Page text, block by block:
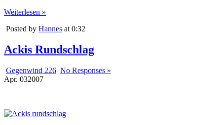
Weiterlesen »
Posted by Hannes at 0:32
Ackis Rundschlag
Gegenwind 226 No Responses »
Apr. 032007